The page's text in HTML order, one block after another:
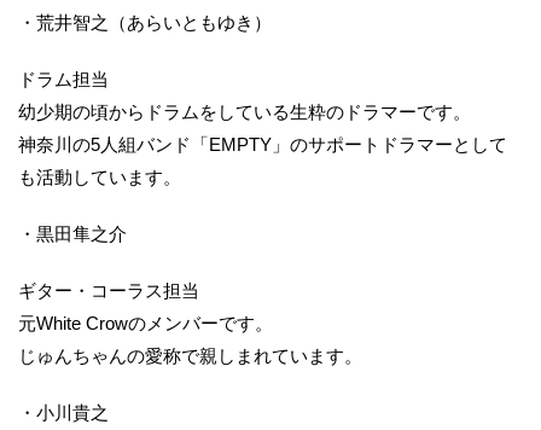
・荒井智之（あらいともゆき）
ドラム担当
幼少期の頃からドラムをしている生粋のドラマーです。
神奈川の5人組バンド「EMPTY」のサポートドラマーとして
も活動しています。
・黒田隼之介
ギター・コーラス担当
元White Crowのメンバーです。
じゅんちゃんの愛称で親しまれています。
・小川貴之